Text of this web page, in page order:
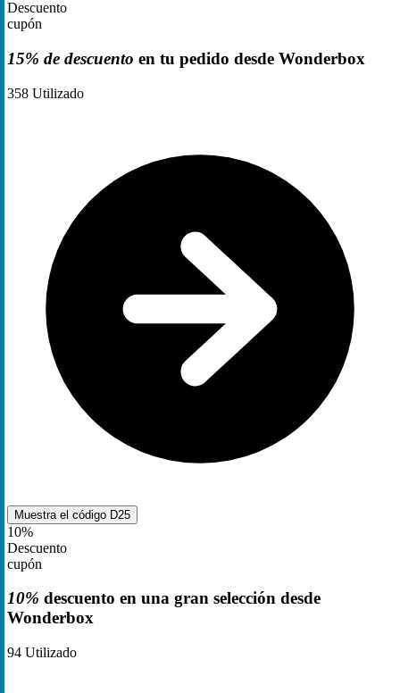
Descuento
cupón
15% de descuento en tu pedido desde Wonderbox
358 Utilizado
Muestra el código D25
10%
Descuento
cupón
10% descuento en una gran selección desde
Wonderbox
94 Utilizado